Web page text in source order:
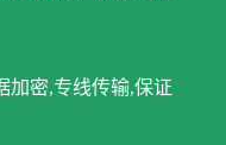
加密,专线传输,保证